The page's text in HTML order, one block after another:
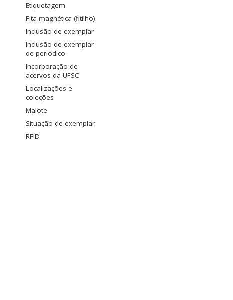
Etiquetagem
Fita magnética (fitilho)
Inclusão de exemplar
Inclusão de exemplar
de periódico
Incorporação de
acervos da UFSC
Localizações e
coleções
Malote
Situação de exemplar
RFID